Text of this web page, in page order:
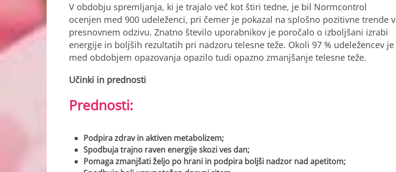
V obdobju spremljanja, ki je trajalo več kot štiri tedne, je bil Normcontrol
ocenjen med 900 udeleženci, pri čemer je pokazal na splošno pozitivne trende v
presnovnem odzivu. Znatno število uporabnikov je poročalo o izboljšani izrabi
energije in boljših rezultatih pri nadzoru telesne teže. Okoli 97 % udeležencev je
med obdobjem opazovanja opazilo tudi opazno zmanjšanje telesne teže.
Učinki in prednosti
Prednosti:
Podpira zdrav in aktiven metabolizem;
Spodbuja trajno raven energije skozi ves dan;
Pomaga zmanjšati željo po hrani in podpira boljši nadzor nad apetitom;